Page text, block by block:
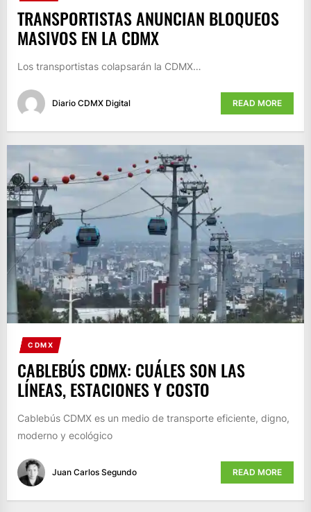
TRANSPORTISTAS ANUNCIAN BLOQUEOS
MASIVOS EN LA CDMX
Los transportistas colapsarán la CDMX…
Diario CDMX Digital READ MORE
CDMX
CABLEBÚS CDMX: CUÁLES SON LAS
LÍNEAS, ESTACIONES Y COSTO
Cablebús CDMX es un medio de transporte eficiente, digno,
moderno y ecológico
Juan Carlos Segundo READ MORE